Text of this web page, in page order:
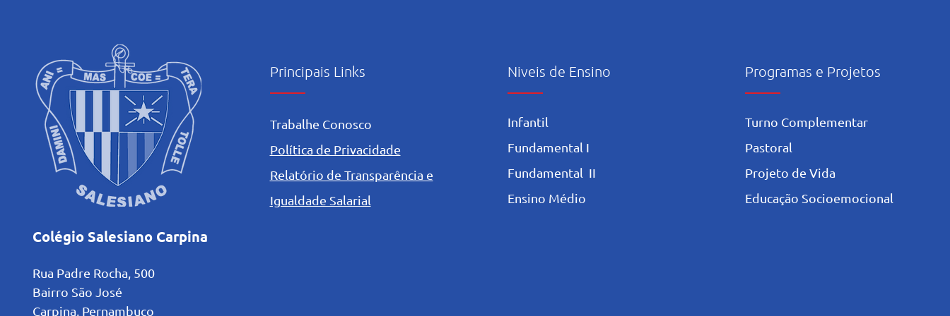
Colégio Salesiano Carpina
Rua Padre Rocha, 500
Bairro São José
Carpina, Pernambuco
Principais Links
Trabalhe Conosco
Política de Privacidade
Relatório de Transparência e
Igualdade Salarial
Niveis de Ensino
Infantil
Fundamental I
Fundamental II
Ensino Médio
Programas e Projetos
Turno Complementar
Pastoral
Projeto de Vida
Educação Socioemocional